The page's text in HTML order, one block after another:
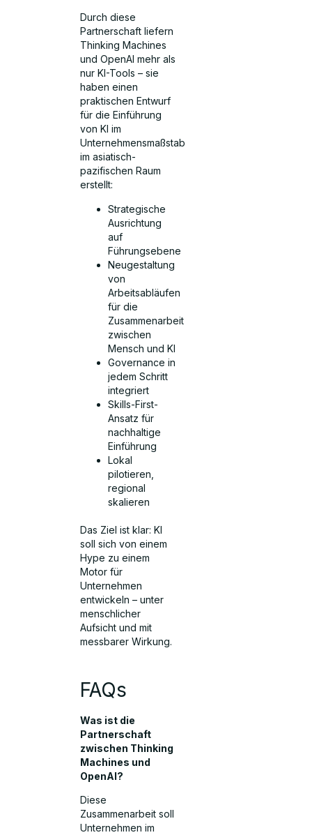
Durch diese
Partnerschaft liefern
Thinking Machines
und OpenAI mehr als
nur KI-Tools – sie
haben einen
praktischen Entwurf
für die Einführung
von KI im
Unternehmensmaßstab
im asiatisch-
pazifischen Raum
erstellt:
Strategische
Ausrichtung
auf
Führungsebene
Neugestaltung
von
Arbeitsabläufen
für die
Zusammenarbeit
zwischen
Mensch und KI
Governance in
jedem Schritt
integriert
Skills-First-
Ansatz für
nachhaltige
Einführung
Lokal
pilotieren,
regional
skalieren
Das Ziel ist klar: KI
soll sich von einem
Hype zu einem
Motor für
Unternehmen
entwickeln – unter
menschlicher
Aufsicht und mit
messbarer Wirkung.
FAQs
Was ist die
Partnerschaft
zwischen Thinking
Machines und
OpenAI?
Diese
Zusammenarbeit soll
Unternehmen im